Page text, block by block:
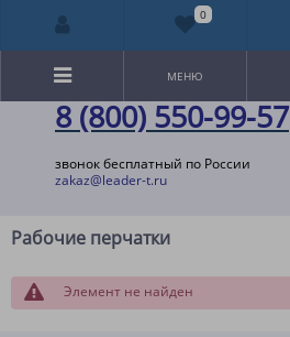
8 (800) 550-99-57
звонок бесплатный по России
zakaz@leader-t.ru
МЕНЮ
Рабочие перчатки
Элемент не найден
0